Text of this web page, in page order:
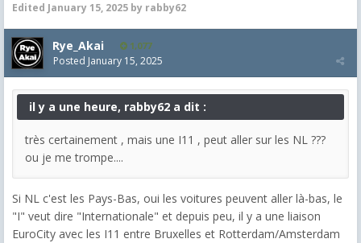
Edited January 15, 2025 by rabby62
Rye_Akai 1,077
Posted January 15, 2025
il y a une heure, rabby62 a dit :
très certainement , mais une I11 , peut aller sur les NL ???
ou je me trompe....
Si NL c'est les Pays-Bas, oui les voitures peuvent aller là-bas, le
"I" veut dire "Internationale" et depuis peu, il y a une liaison
EuroCity avec les I11 entre Bruxelles et Rotterdam/Amsterdam